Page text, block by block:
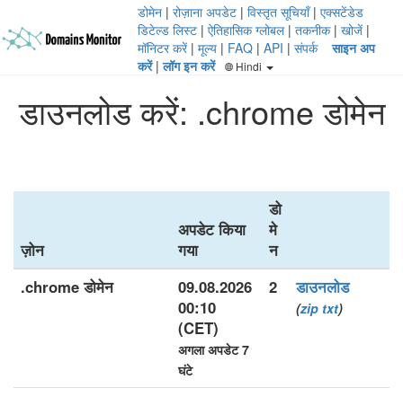
डोमेन | रोज़ाना अपडेट | विस्तृत सूचियाँ| एक्सटेंडेड
डिटेल्ड लिस्ट | ऐतिहासिक ग्लोबल| तकनीक| खोजें |
मॉनिटर करें| मूल्य | FAQ | API | संपर्क
साइन अप
करें|लॉग इन करें Hindi
डाउनलोड करें: .chrome डोमेन
ज़ोन
अपडेट किया
गया
डो
मे
न
.chrome डोमेन
09.08.2026
00:10
(CET)
अगला अपडेट 7
घंटे
2 डाउनलोड
(zip txt)